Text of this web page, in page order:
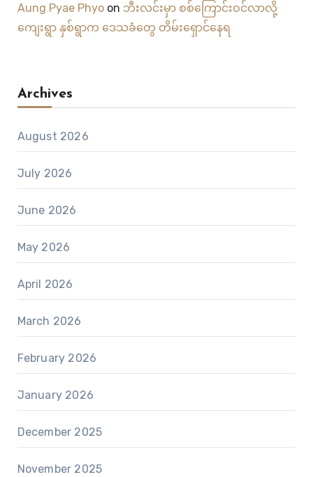
Aung Pyae Phyoon ဘီးလင်းမှာ စစ်ကြောင်းဝင်လာလို့
ကျေးရွာ နှစ်ရွာက ဒေသခံတွေ တိမ်းရှောင်နေရ
Archives
August 2026
July 2026
June 2026
May 2026
April 2026
March 2026
February 2026
January 2026
December 2025
November 2025